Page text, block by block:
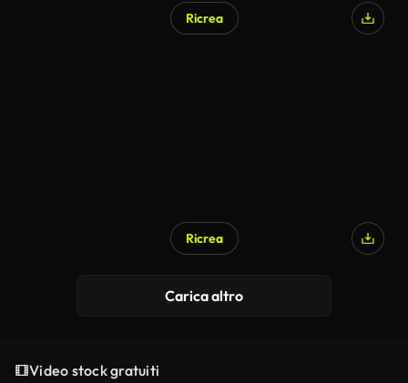
Ricrea
Ricrea
Carica altro
Video stock gratuiti